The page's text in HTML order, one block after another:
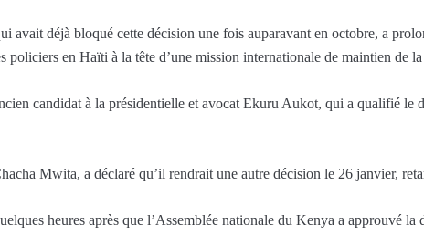
avait déjà bloqué cette décision une fois auparavant en octobre, a
policiers en Haïti à la tête d’une mission internationale de maintien de
candidat à la présidentielle et avocat Ekuru Aukot, qui a qualifié le
Mwita, a déclaré qu’il rendrait une autre décision le 26 janvier,
heures après que l’Assemblée nationale du Kenya a approuvé la